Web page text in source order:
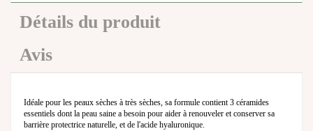
Détails du produit
Avis
Idéale pour les peaux sèches à très sèches, sa formule contient 3 céramides
essentiels dont la peau saine a besoin pour aider à renouveler et conserver sa
barrière protectrice naturelle, et de l'acide hyaluronique.